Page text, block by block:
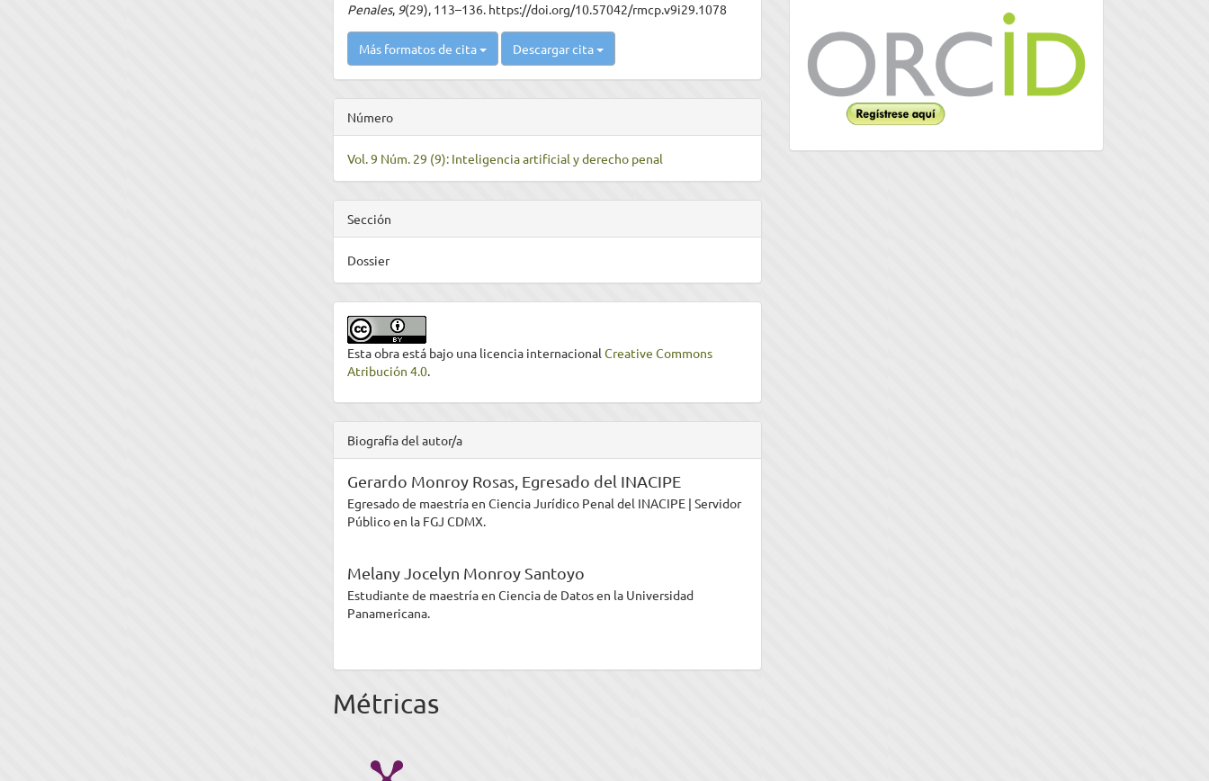
Penales, 9(29), 113–136. https://doi.org/10.57042/rmcp.v9i29.1078
Más formatos de cita Descargar cita
Número
Vol. 9 Núm. 29 (9): Inteligencia artificial y derecho penal
Sección
Dossier
Esta obra está bajo una licencia internacionalCreative Commons
Atribución 4.0.
Biografía del autor/a
Gerardo Monroy Rosas, Egresado del INACIPE
Egresado de maestría en Ciencia Jurídico Penal del INACIPE | Servidor
Público en la FGJ CDMX.
Melany Jocelyn Monroy Santoyo
Estudiante de maestría en Ciencia de Datos en la Universidad
Panamericana.
Métricas